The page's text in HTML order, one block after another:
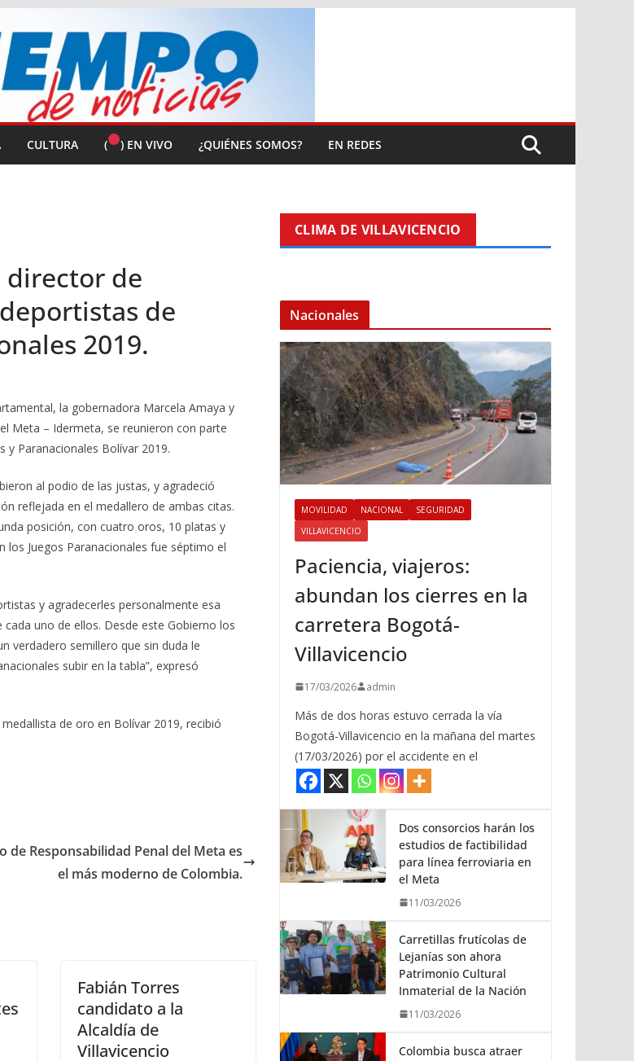
CULTURA ( ) EN VIVO ¿QUIÉNES SOMOS? EN REDES
director de
de
2019.
la gobernadora Marcela Amaya y
Meta – Idermeta, se reunieron con parte
y Paranacionales Bolívar 2019.
al podio de las justas, y agradeció
reflejada en el medallero de ambas citas.
posición, con cuatro oros, 10 platas y
Juegos Paranacionales fue séptimo el
y agradecerles personalmente esa
uno de ellos. Desde este Gobierno los
verdadero semillero que sin duda le
subir en la tabla”, expresó
de oro en Bolívar 2019, recibió
de Responsabilidad Penal del Meta es
el más moderno de Colombia.
Fabián Torres
candidato a la
Alcaldía de
Villavicencio
CLIMA DE VILLAVICENCIO
Nacionales
MOVILIDAD NACIONAL
SEGURIDAD
VILLAVICENCIO
Paciencia, viajeros:
abundan los cierres en la
carretera Bogotá-
Villavicencio
17/03/2026 admin
Más de dos horas estuvo cerrada la vía
Bogotá-Villavicencio en la mañana del martes
(17/03/2026) por el accidente en el
Dos consorcios harán los
estudios de factibilidad
para línea ferroviaria en
el Meta
11/03/2026
Carretillas frutícolas de
Lejanías son ahora
Patrimonio Cultural
Inmaterial de la Nación
11/03/2026
Colombia busca atraer